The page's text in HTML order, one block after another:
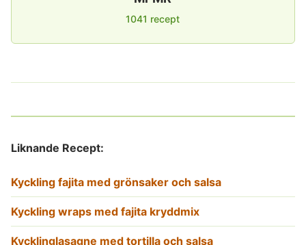
1041 recept
Liknande Recept:
Kyckling fajita med grönsaker och salsa
Kyckling wraps med fajita kryddmix
Kycklinglasagne med tortilla och salsa